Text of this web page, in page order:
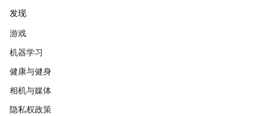
发现
游戏
机器学习
健康与健身
相机与媒体
隐私权政策